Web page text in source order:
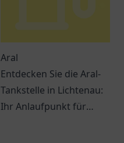
Aral
Entdecken Sie die Aral-
Tankstelle in Lichtenau:
Ihr Anlaufpunkt für